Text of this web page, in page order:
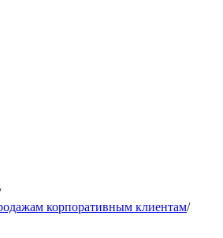
корпоративным клиентам/